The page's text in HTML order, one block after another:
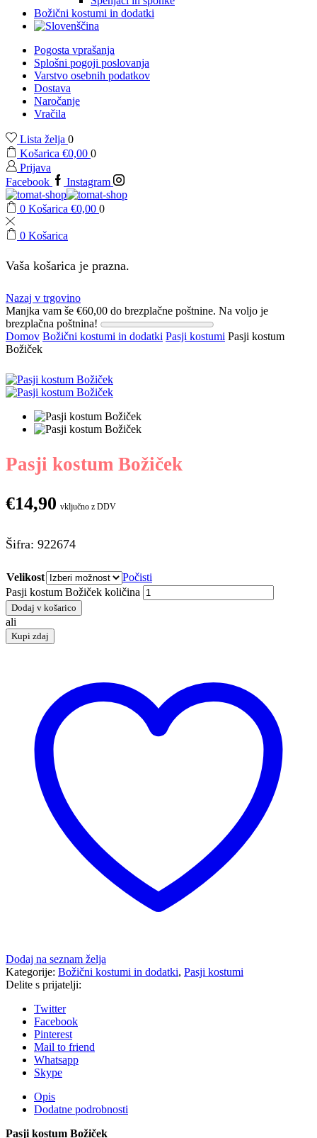
Božični kostumi in dodatki
Pogosta vprašanja
Splošni pogoji poslovanja
Varstvo osebnih podatkov
Dostava
Naročanje
Vračila
Lista želja 0
Košarica €0,00 0
Prijava
Facebook
Instagram
0 Košarica €0,00 0
0 Košarica
Vaša košarica je prazna.
Nazaj v trgovino
Manjka vam še €60,00 do brezplačne poštnine. Na voljo je
brezplačna poštnina!
Domov Božični kostumi in dodatki Pasji kostumi Pasji kostum
Božiček
Pasji kostum Božiček
€14,90 vključno z DDV
Šifra: 922674
Velikost
Počisti
Pasji kostum Božiček količina
Dodaj v košarico
ali
Kupi zdaj
Dodaj na seznam želja
Kategorije: Božični kostumi in dodatki, Pasji kostumi
Delite s prijatelji:
Twitter
Facebook
Pinterest
Mail to friend
Whatsapp
Skype
Opis
Dodatne podrobnosti
Pasji kostum Božiček